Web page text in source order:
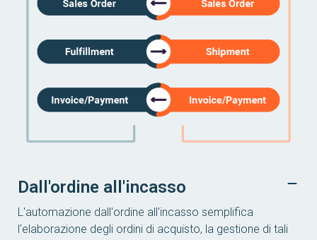
Dall'ordine all'incasso
L'automazione dall'ordine all'incasso semplifica
l'elaborazione degli ordini di acquisto, la gestione di tali